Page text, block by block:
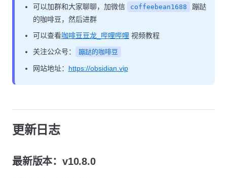
可以加群和大家聊聊，加微信
coffeebean1688
蹦跶
的咖啡豆，然后进群
可以查看咖啡豆豆龙_哔哩哔哩 视频教程
关注公众号：
蹦跶的咖啡豆
网站地址： https://obsidian.vip
更新日志
最新版本：v10.8.0